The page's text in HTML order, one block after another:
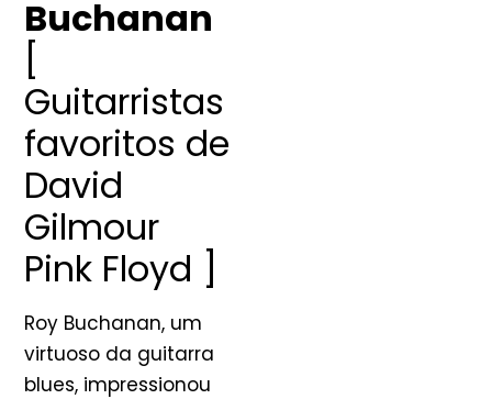
Buchanan
[
Guitarristas
favoritos de
David
Gilmour
Pink Floyd ]
Roy Buchanan, um
virtuoso da guitarra
blues, impressionou